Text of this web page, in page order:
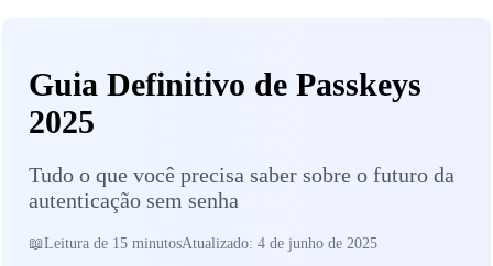
Guia Definitivo de Passkeys
2025
Tudo o que você precisa saber sobre o futuro da
autenticação sem senha
Leitura de 15 minutosAtualizado: 4 de junho de 2025